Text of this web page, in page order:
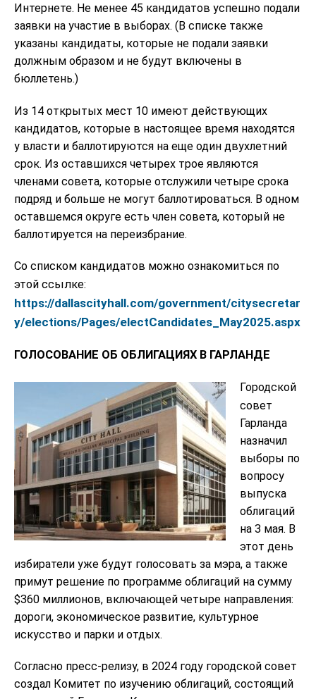
Интернете. Не менее 45 кандидатов успешно подали
заявки на участие в выборах. (В списке также
указаны кандидаты, которые не подали заявки
должным образом и не будут включены в
бюллетень.)
Из 14 открытых мест 10 имеют действующих
кандидатов, которые в настоящее время находятся
у власти и баллотируются на еще один двухлетний
срок. Из оставшихся четырех трое являются
членами совета, которые отслужили четыре срока
подряд и больше не могут баллотироваться. В одном
оставшемся округе есть член совета, который не
баллотируется на переизбрание.
Со списком кандидатов можно ознакомиться по
этой ссылке:
https://dallascityhall.com/government/citysecretar
y/elections/Pages/electCandidates_May2025.aspx
ГОЛОСОВАНИЕ ОБ ОБЛИГАЦИЯХ В ГАРЛАНДЕ
Городской
совет
Гарланда
назначил
выборы по
вопросу
выпуска
облигаций
на 3 мая. В
этот день
избиратели уже будут голосовать за мэра, а также
примут решение по программе облигаций на сумму
$360 миллионов, включающей четыре направления:
дороги, экономическое развитие, культурное
искусство и парки и отдых.
Согласно пресс-релизу, в 2024 году городской совет
создал Комитет по изучению облигаций, состоящий